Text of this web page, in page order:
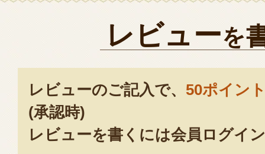
レビューを
レビューのご記入で、 50ポイン
(承認時)
レビューを書くには会員ログイ